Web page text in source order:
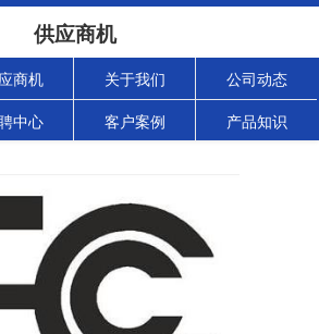
供应商机
商机 关于我们 公司动态
中心 客户案例 产品知识